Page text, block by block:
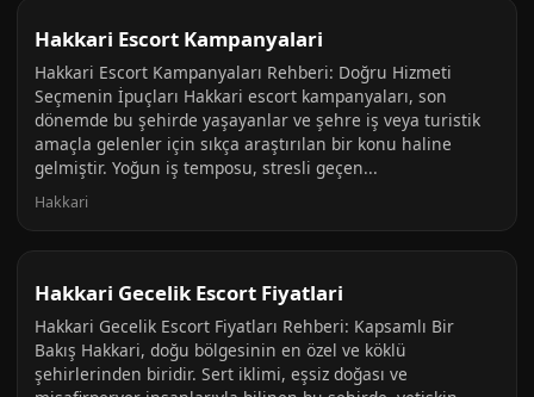
Hakkari Escort Kampanyalari
Hakkari Escort Kampanyaları Rehberi: Doğru Hizmeti
Seçmenin İpuçları Hakkari escort kampanyaları, son
dönemde bu şehirde yaşayanlar ve şehre iş veya turistik
amaçla gelenler için sıkça araştırılan bir konu haline
gelmiştir. Yoğun iş temposu, stresli geçen...
Hakkari
Hakkari Gecelik Escort Fiyatlari
Hakkari Gecelik Escort Fiyatları Rehberi: Kapsamlı Bir
Bakış Hakkari, doğu bölgesinin en özel ve köklü
şehirlerinden biridir. Sert iklimi, eşsiz doğası ve